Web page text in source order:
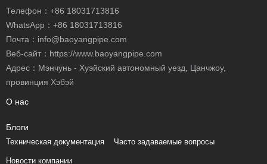
Телефон： +86 18031713816
WhatsApp： +86 18031713816
Почта： info@baoyangpipe.com
Веб-сайт：https://www.baoyangpipe.com
Адрес：Мэнчунь - Хуэйский автономный уезд, Цанчжоу,
провинция Хэбэй
О нас
Блоги
Техническая документация Часто задаваемые вопросы
Новости компании